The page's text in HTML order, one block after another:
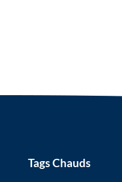
Tags Chauds